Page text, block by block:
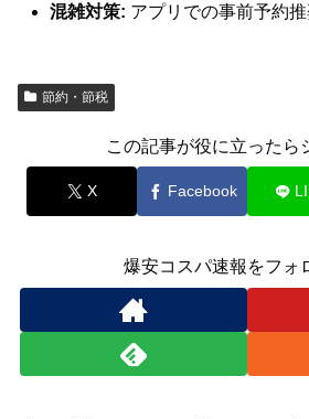
混雑対策: アプリでの事前予約推
節約・節税
この記事が役に立ったら
X Facebook
爆安コスパ速報をフォ